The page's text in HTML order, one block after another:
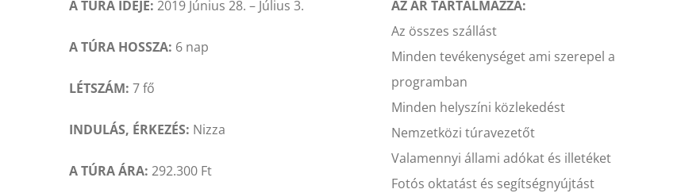
A TÚRA IDEJE: 2019 Június 28. – Július 3.
A TÚRA HOSSZA: 6 nap
LÉTSZÁM: 7 fő
INDULÁS, ÉRKEZÉS: Nizza
A TÚRA ÁRA: 292.300 Ft
AZ ÁR TARTALMAZZA:
Az összes szállást
Minden tevékenységet ami szerepel a
programban
Minden helyszíni közlekedést
Nemzetközi túravezetőt
Valamennyi állami adókat és illetéket
Fotós oktatást és segítségnyújtást